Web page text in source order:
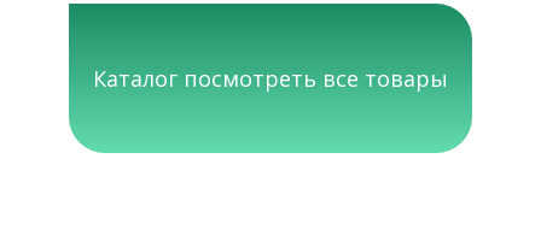
Каталог посмотреть все товары